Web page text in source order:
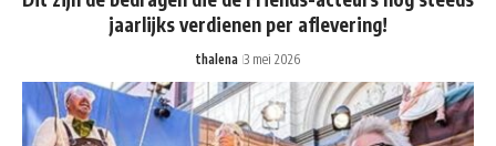
jaarlijks verdienen per aflevering!
thalena 3 mei 2026